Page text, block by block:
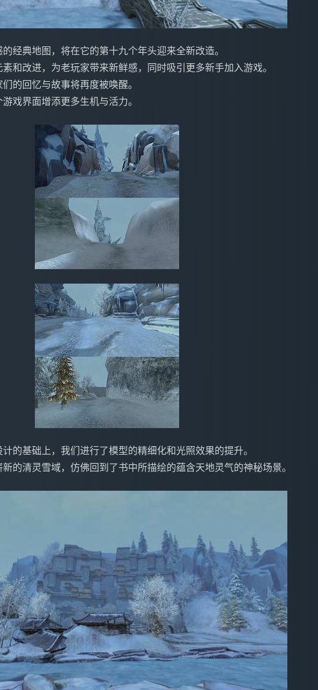
经典地图，将在它的第十九个年头迎来全新改造。
和改进，为老玩家带来新鲜感，同时吸引更多新手加入游戏。
的回忆与故事将再度被唤醒。
戏界面增添更多生机与活力。
的基础上，我们进行了模型的精细化和光照效果的提升。
的清灵雪域，仿佛回到了书中所描绘的蕴含天地灵气的神秘场景。